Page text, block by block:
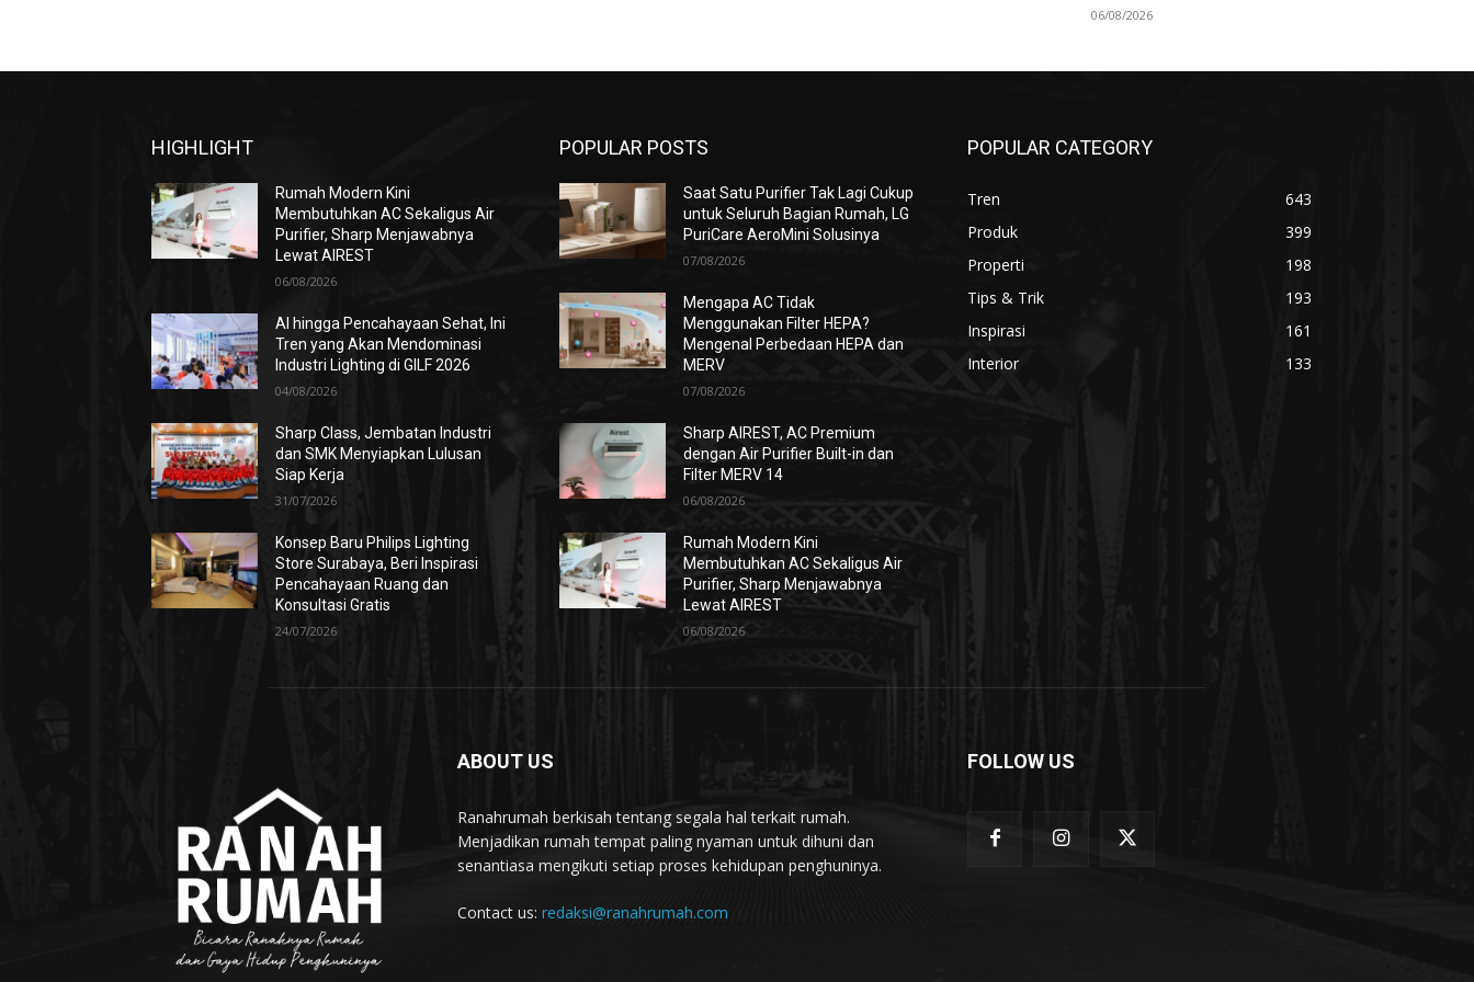
06/08/2026
HIGHLIGHT
Rumah Modern Kini
Membutuhkan AC Sekaligus Air
Purifier, Sharp Menjawabnya
Lewat AIREST
06/08/2026
AI hingga Pencahayaan Sehat, Ini
Tren yang Akan Mendominasi
Industri Lighting di GILF 2026
04/08/2026
Sharp Class, Jembatan Industri
dan SMK Menyiapkan Lulusan
Siap Kerja
31/07/2026
Konsep Baru Philips Lighting
Store Surabaya, Beri Inspirasi
Pencahayaan Ruang dan
Konsultasi Gratis
24/07/2026
POPULAR POSTS
Saat Satu Purifier Tak Lagi Cukup
untuk Seluruh Bagian Rumah, LG
PuriCare AeroMini Solusinya
07/08/2026
Mengapa AC Tidak
Menggunakan Filter HEPA?
Mengenal Perbedaan HEPA dan
MERV
07/08/2026
Sharp AIREST, AC Premium
dengan Air Purifier Built-in dan
Filter MERV 14
06/08/2026
Rumah Modern Kini
Membutuhkan AC Sekaligus Air
Purifier, Sharp Menjawabnya
Lewat AIREST
06/08/2026
POPULAR CATEGORY
Tren
643
Produk
399
Properti
198
Tips & Trik
193
Inspirasi
161
Interior
133
ABOUT US
Ranahrumah berkisah tentang segala hal terkait rumah.
Menjadikan rumah tempat paling nyaman untuk dihuni dan
senantiasa mengikuti setiap proses kehidupan penghuninya.
Contact us: redaksi@ranahrumah.com
FOLLOW US